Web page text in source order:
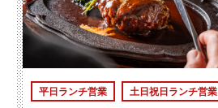
平日ランチ営業 土日祝日ランチ営業